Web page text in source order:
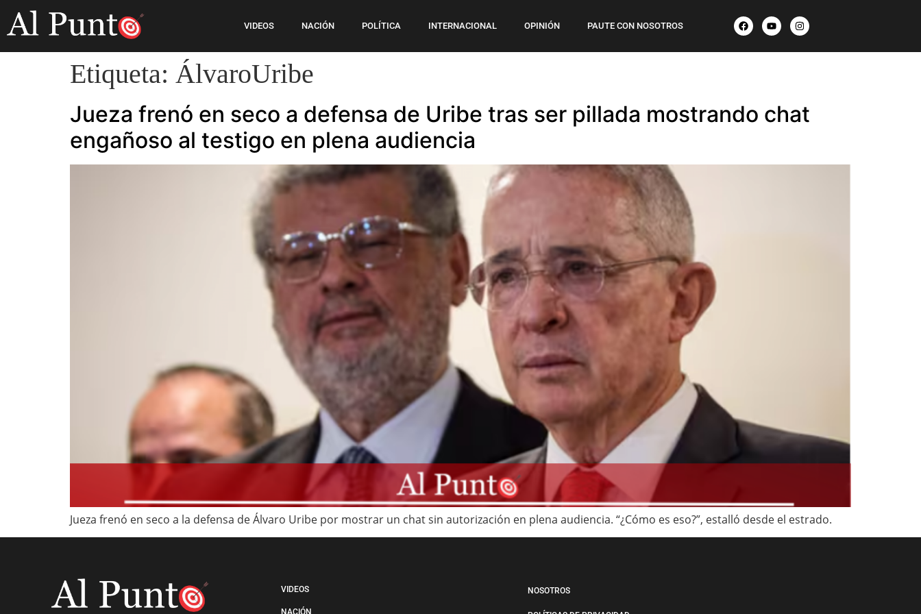
VIDEOS NACIÓN POLÍTICA INTERNACIONAL OPINIÓN PAUTE CON NOSOTROS
Etiqueta: ÁlvaroUribe
Jueza frenó en seco a defensa de Uribe tras ser pillada mostrando chat
engañoso al testigo en plena audiencia
Jueza frenó en seco a la defensa de Álvaro Uribe por mostrar un chat sin autorización en plena audiencia. “¿Cómo es eso?”, estalló desde el estrado.
VIDEOS NOSOTROS